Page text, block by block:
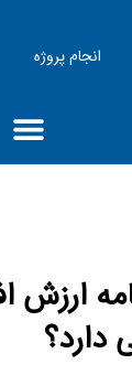
انجام پروژه
ارزش
دارد؟